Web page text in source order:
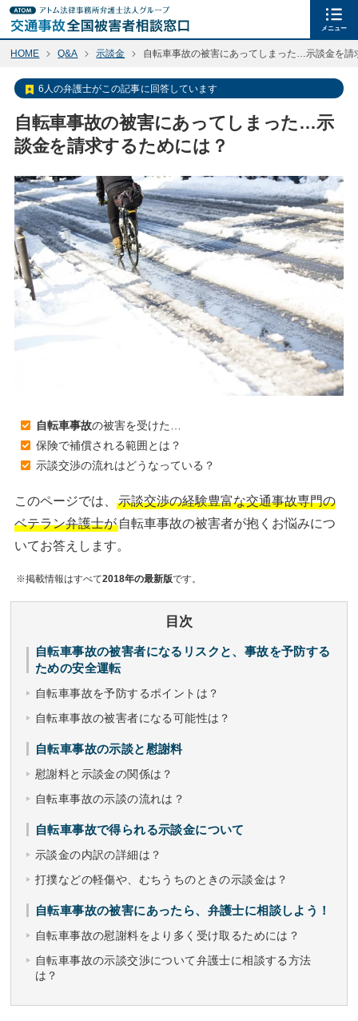
メニュー
HOME Q&A 示談金 自転車事故の被害にあってしまった…示談金を請
6人の弁護士がこの記事に回答しています
自転車事故の被害にあってしまった…示
談金を請求するためには？
自転車事故の被害を受けた…
保険で補償される範囲とは？
示談交渉の流れはどうなっている？
このページでは、
示談交渉の経験豊富な交通事故専門の
ベテラン弁護士が自転車事故の被害者が抱くお悩みにつ
いてお答えします。
※掲載情報はすべて2018年の最新版です。
目次
自転車事故の被害者になるリスクと、事故を予防する
ための安全運転
自転車事故を予防するポイントは？
自転車事故の被害者になる可能性は？
自転車事故の示談と慰謝料
慰謝料と示談金の関係は？
自転車事故の示談の流れは？
自転車事故で得られる示談金について
示談金の内訳の詳細は？
打撲などの軽傷や、むちうちのときの示談金は？
自転車事故の被害にあったら、弁護士に相談しよう！
自転車事故の慰謝料をより多く受け取るためには？
自転車事故の示談交渉について弁護士に相談する方法
は？